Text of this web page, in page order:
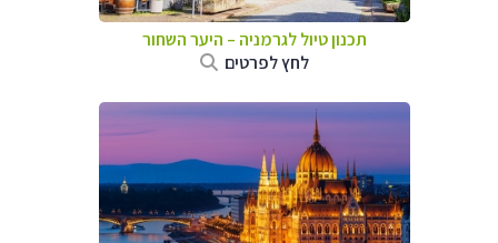
תכנון טיול לגרמניה – היער השחור
לחץ לפרטים